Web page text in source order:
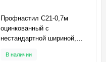
Профнастил C21-0,7м
оцинкованный с
нестандартной шириной,
В наличии